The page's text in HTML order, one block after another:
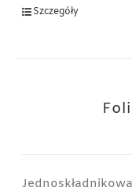
Szczegóły